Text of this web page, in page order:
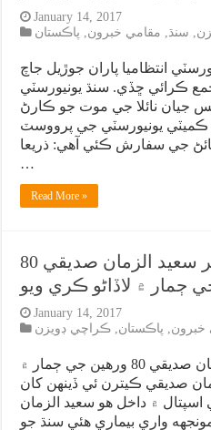
January 14, 2017
, سنڌ, مقامي خبرون, پاڪستان
انتظاميا پاران جوڙيل جاچ
ڪرائي ڇڏي. سنڌ يونيورسٽي
جيان نائلا جي موت جو ڪارڻ
ڪميٽي يونيورسٽي جي پرووسٽ
جي سفارش ڪئي آهي: ذريعا
…
Read More »
ڪراچي: سنڌ جو گورنر سعيد الزمان صديقي 80
ڄمار ۾ لاڏاڻو ڪري ويو
January 14, 2017
خبرون, پاڪستان, ڪراچي ڊويزن
سنڌ جو گورنر سعيد الزمان صديقي 80 ورهين جي ڄمار ۾
صديقي ڪيترن ئي ڏينهن کان
۾ داخل هو سعيد الزمان
واري بيماري هئي سنڌ جو